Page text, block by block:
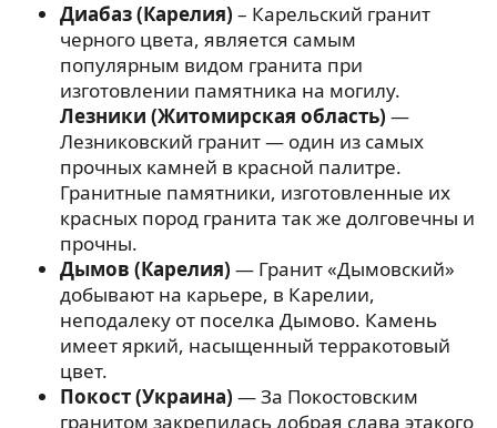
Диабаз (Карелия) – Карельский гранит
черного цвета, является самым
популярным видом гранита при
изготовлении памятника на могилу.
Лезники (Житомирская область) —
Лезниковский гранит — один из самых
прочных камней в красной палитре.
Гранитные памятники, изготовленные их
красных пород гранита так же долговечны и
прочны.
Дымов (Карелия) — Гранит «Дымовский»
добывают на карьере, в Карелии,
неподалеку от поселка Дымово. Камень
имеет яркий, насыщенный терракотовый
цвет.
Покост (Украина) — За Покостовским
гранитом закрепилась добрая слава этакого